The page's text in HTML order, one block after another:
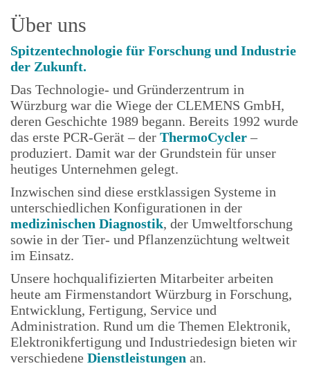
Über uns
Spitzentechnologie für Forschung und Industrie
der Zukunft.
Das Technologie- und Gründerzentrum in
Würzburg war die Wiege der CLEMENS GmbH,
deren Geschichte 1989 begann. Bereits 1992 wurde
das erste PCR-Gerät – der ThermoCycler–
produziert. Damit war der Grundstein für unser
heutiges Unter­nehmen gelegt.
Inzwischen sind diese erstklassigen Systeme in
unterschiedlichen Konfigurationen in der
medizinischen Diagnostik, der Umweltforschung
sowie in der Tier- und Pflanzenzüchtung weltweit
im Einsatz.
Unsere hochqualifizierten Mitarbeiter arbeiten
heute am Firmenstandort Würzburg in Forschung,
Entwicklung, Fertigung, Service und
Administration. Rund um die Themen Elektronik,
Elektronikfertigung und Industriedesign bieten wir
verschiedene Dienstleistungen an.